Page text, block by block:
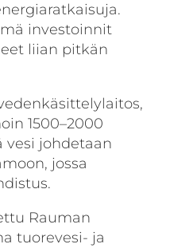
investoinnit
liian pitkän
1500–2000
vesi johdetaan
jossa
Rauman
tuorevesi- ja